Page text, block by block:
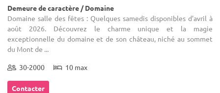
Demeure de caractère / Domaine
Domaine salle des fêtes : Quelques samedis disponibles d'avril à
août 2026. Découvrez le charme unique et la magie
exceptionnelle du domaine et de son château, niché au sommet
du Mont de ...
30-2000 10 max
Contacter